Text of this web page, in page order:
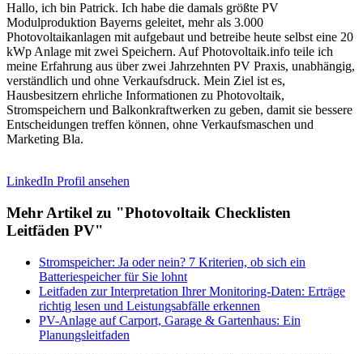
Hallo, ich bin Patrick. Ich habe die damals größte PV
Modulproduktion Bayerns geleitet, mehr als 3.000
Photovoltaikanlagen mit aufgebaut und betreibe heute selbst eine 20
kWp Anlage mit zwei Speichern. Auf Photovoltaik.info teile ich
meine Erfahrung aus über zwei Jahrzehnten PV Praxis, unabhängig,
verständlich und ohne Verkaufsdruck. Mein Ziel ist es,
Hausbesitzern ehrliche Informationen zu Photovoltaik,
Stromspeichern und Balkonkraftwerken zu geben, damit sie bessere
Entscheidungen treffen können, ohne Verkaufsmaschen und
Marketing Bla.
LinkedIn Profil ansehen
Mehr Artikel zu "Photovoltaik Checklisten
Leitfäden PV"
Stromspeicher: Ja oder nein? 7 Kriterien, ob sich ein
Batteriespeicher für Sie lohnt
Leitfaden zur Interpretation Ihrer Monitoring-Daten: Erträge
richtig lesen und Leistungsabfälle erkennen
PV-Anlage auf Carport, Garage & Gartenhaus: Ein
Planungsleitfaden